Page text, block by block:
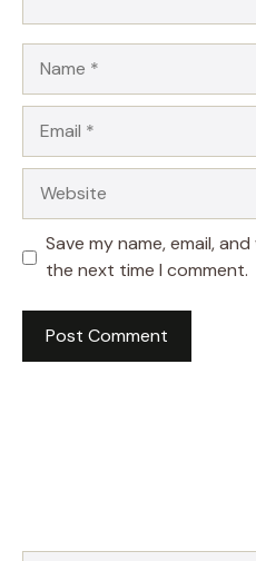
Save my name, email,
the next time I comment.